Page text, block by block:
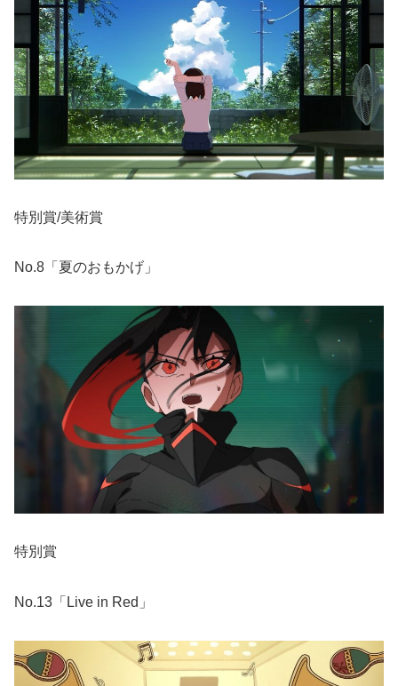
特別賞/美術賞
No.8「夏のおもかげ」
特別賞
No.13「Live in Red」